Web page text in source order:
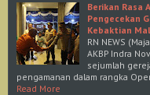
Berikan Rasa
Pengecekan
Kebaktian
RN NEWS
AKBP Indra
sejumlah
pengamanan dalam rangka
Read More